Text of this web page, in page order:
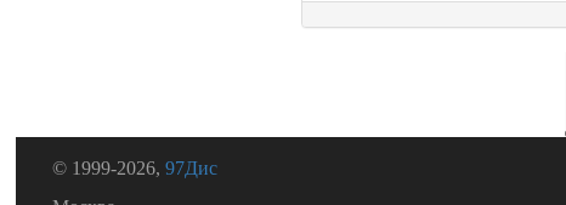
© 1999-2026,97Дис